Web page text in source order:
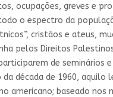
ocupações, greves e
o espectro da
cristãos e ateus,
pelos Direitos
de
década de 1960,
americano; baseado